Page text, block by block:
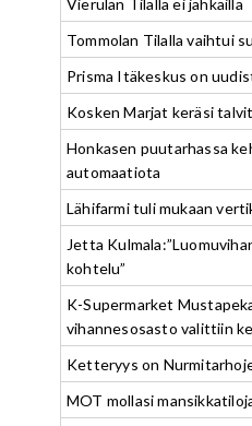
Vierulan Tilalla ei jahkailla
Tommolan Tilalla vaihtui
Prisma Itäkeskus on
Kosken Marjat keräsi
Honkasen puutarhassa
automaatiota
Lähifarmi tuli mukaan
Jetta
kohtelu”
K-Supermarket
vihannesosasto valittiin
Ketteryys on
MOT mollasi